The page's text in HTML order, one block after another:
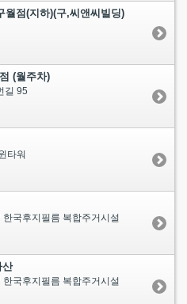
점(지하)(구,씨앤씨빌딩)
(월주차)
길 95
타워
국후지필름 복합주거시설
산
국후지필름 복합주거시설